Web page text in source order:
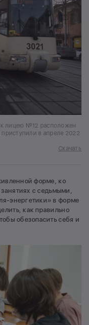
к лицею №12 расположен
в апреле 2022
Скачать
форме, ко
с седьмыми,
энергетики» в форме
как правильно
обезопасить себя и